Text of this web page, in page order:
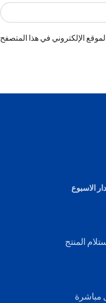
الإلكتروني في هذا المتصفح
الاسبوع
المنتج
مباشرة